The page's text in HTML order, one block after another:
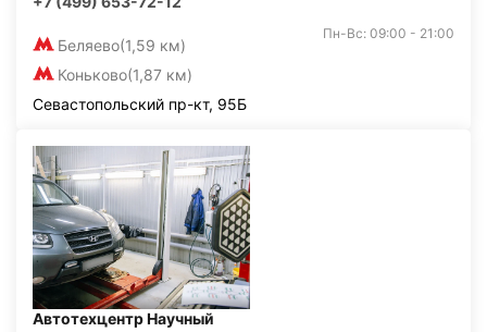
Беляево(1,59 км)
Коньково(1,87 км)
Пн-Вс: 09:00 - 21:00
Севастопольский пр-кт, 95Б
Автотехцентр Научный